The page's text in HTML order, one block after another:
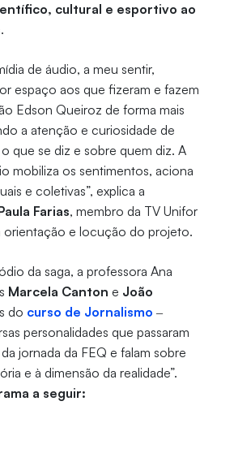
cultural e esportivo ao
.
de áudio, a meu sentir,
espaço aos que fizeram e fazem
Edson Queiroz de forma mais
a atenção e curiosidade de
que se diz e sobre quem diz. A
mobiliza os sentimentos, aciona
e coletivas”, explica a
Farias, membro da TV Unifor
orientação e locução do projeto.
da saga, a professora Ana
Marcela Canton e João
do curso de Jornalismo ‒
personalidades que passaram
jornada da FEQ e falam sobre
e à dimensão da realidade”.
a seguir: